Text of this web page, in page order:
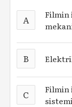
A
Filmin
B
C
Filmin